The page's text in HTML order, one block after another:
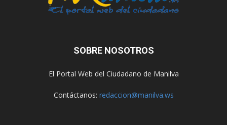
SOBRE NOSOTROS
El Portal Web del Ciudadano de Manilva
Contáctanos: redaccion@manilva.ws